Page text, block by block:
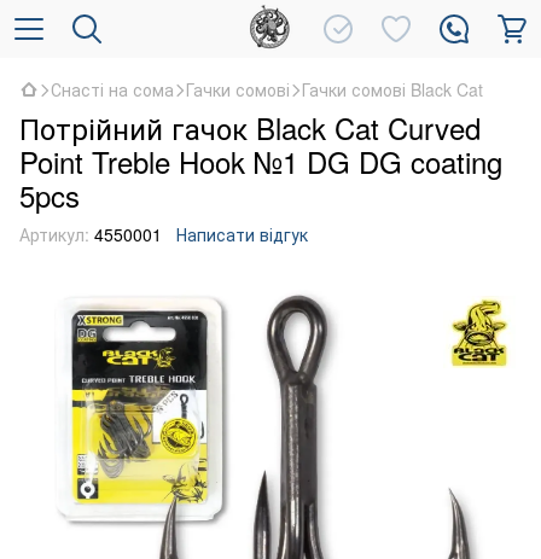
Снасті на сома Гачки сомові Гачки сомові Black Cat
Потрійний гачок Black Cat Curved
Point Treble Hook №1 DG DG coating
5pcs
Артикул: 4550001 Написати відгук